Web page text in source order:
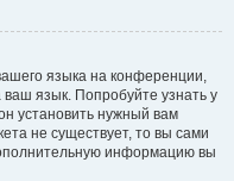
языка на конференции,
язык. Попробуйте узнать у
установить нужный вам
не существует, то вы сами
информацию вы